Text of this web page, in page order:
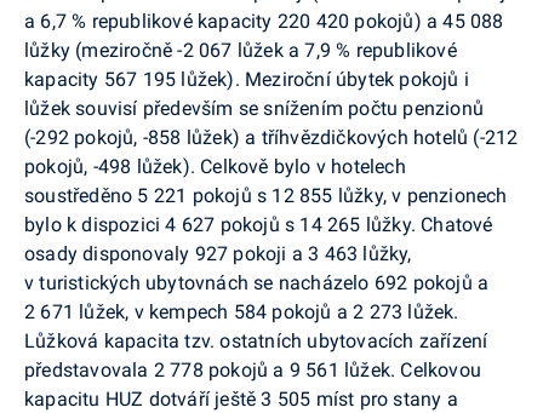
a 6,7 % republikové kapacity 220 420 pokojů) a 45 088
lůžky (meziročně -2 067 lůžek a 7,9 % republikové
kapacity 567 195 lůžek). Meziroční úbytek pokojů i
lůžek souvisí především se snížením počtu penzionů
(-292 pokojů, -858 lůžek) a tříhvězdičkových hotelů (-212
pokojů, -498 lůžek). Celkově bylo v hotelech
soustředěno 5 221 pokojů s 12 855 lůžky, v penzionech
bylo k dispozici 4 627 pokojů s 14 265 lůžky. Chatové
osady disponovaly 927 pokoji a 3 463 lůžky,
v turistických ubytovnách se nacházelo 692 pokojů a
2 671 lůžek, v kempech 584 pokojů a 2 273 lůžek.
Lůžková kapacita tzv. ostatních ubytovacích zařízení
představovala 2 778 pokojů a 9 561 lůžek. Celkovou
kapacitu HUZ dotváří ještě 3 505 míst pro stany a